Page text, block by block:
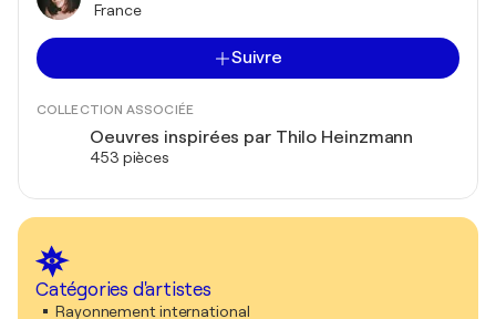
France
Suivre
COLLECTION ASSOCIÉE
Oeuvres inspirées par Thilo Heinzmann
453 pièces
Catégories d'artistes
Rayonnement international